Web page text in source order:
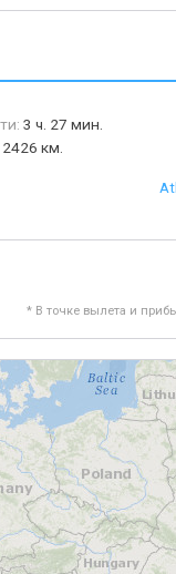
3 ч. 27 мин.
2426 км.
* В точке вылета и